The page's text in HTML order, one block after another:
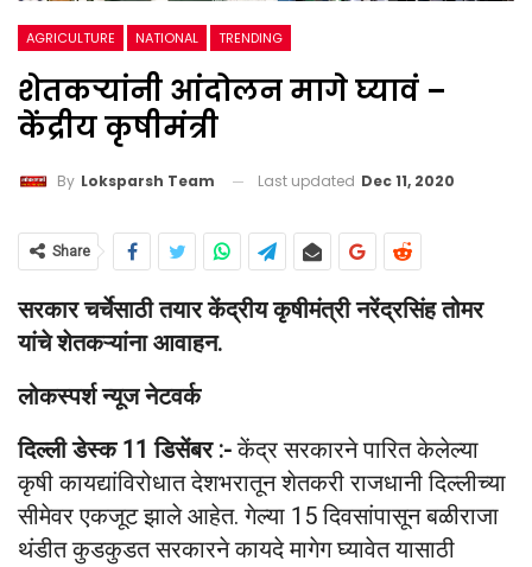
AGRICULTURE NATIONAL TRENDING
शेतकऱ्यांनी आंदोलन मागे घ्यावं –
केंद्रीय कृषीमंत्री
By Loksparsh Team Last updated Dec 11, 2020
Share
सरकार चर्चेसाठी तयार केंद्रीय कृषीमंत्री नरेंद्रसिंह तोमर
यांचे शेतकऱ्यांना आवाहन.
लोकस्पर्श न्यूज नेटवर्क
दिल्ली डेस्क 11 डिसेंबर :-केंद्र सरकारने पारित केलेल्या
कृषी कायद्यांविरोधात देशभरातून शेतकरी राजधानी दिल्लीच्या
सीमेवर एकजूट झाले आहेत. गेल्या 15 दिवसांपासून बळीराजा
थंडीत कुडकुडत सरकारने कायदे मागेग घ्यावेत यासाठी